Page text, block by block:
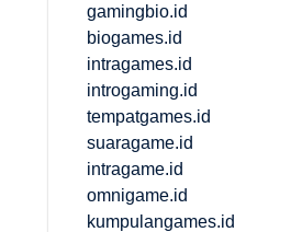
gamingbio.id
biogames.id
intragames.id
introgaming.id
tempatgames.id
suaragame.id
intragame.id
omnigame.id
kumpulangames.id